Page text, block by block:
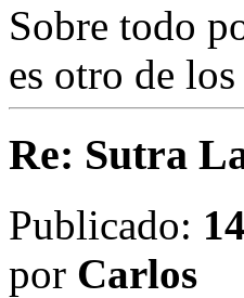
Sobre todo
es otro de los
Re: Sutra
Publicado:
por Carlos